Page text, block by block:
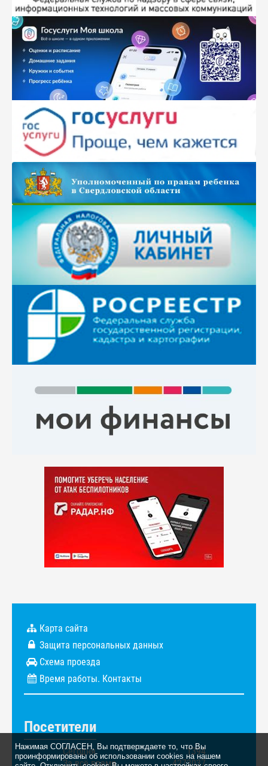
Нажимая СОГЛАСЕН, Вы подтверждаете то, что Вы
проинформированы об использовании cookies на нашем
Карта сайта
Защита персональных данных
Схема проезда
Время работы. Контакты
Посетители
Сегодня
1394
За всё время
4273037